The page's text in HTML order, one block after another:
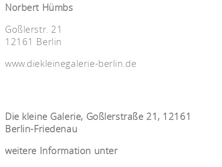
Norbert Hümbs
Goßlerstr. 21
12161 Berlin
www.diekleinegalerie-berlin.de
Die kleine Galerie, Goßlerstraße 21, 12161
Berlin-Friedenau
weitere Information unter